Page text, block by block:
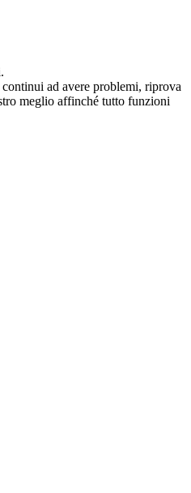
ad avere problemi, riprova
meglio affinché tutto funzioni